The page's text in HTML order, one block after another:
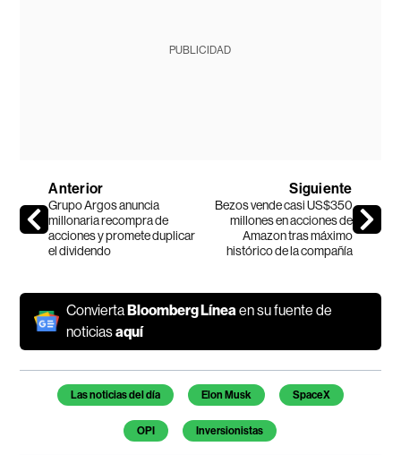
PUBLICIDAD
Anterior
Grupo Argos anuncia
millonaria recompra de
acciones y promete duplicar
el dividendo
Siguiente
Bezos vende casi US$350
millones en acciones de
Amazon tras máximo
histórico de la compañía
ConviertaBloomberg Línea en su fuente de
noticiasaquí
Temas de este artículo
Las noticias del día Elon Musk SpaceX
OPI Inversionistas